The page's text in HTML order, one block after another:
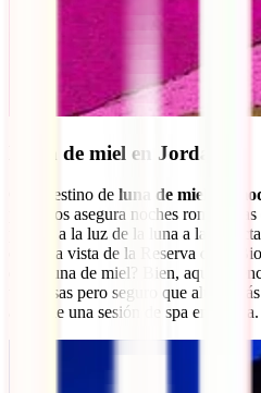
Luna de miel en Jordania
Otro destino de luna de miel de
pareja os asegura noches
paseos a la luz de la luna a la
como la vista de la Reserva de la
en tu luna de miel? Bien, aquí no
turquesas pero seguro que
antes de una sesión de spa en pareja.